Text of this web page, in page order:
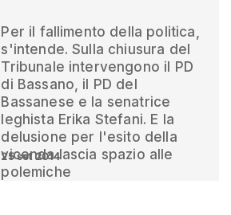
Per il fallimento della politica,
s'intende. Sulla chiusura del
Tribunale intervengono il PD
di Bassano, il PD del
Bassanese e la senatrice
leghista Erika Stefani. E la
delusione per l'esito della
vicenda lascia spazio alle
polemiche
25 set 2014